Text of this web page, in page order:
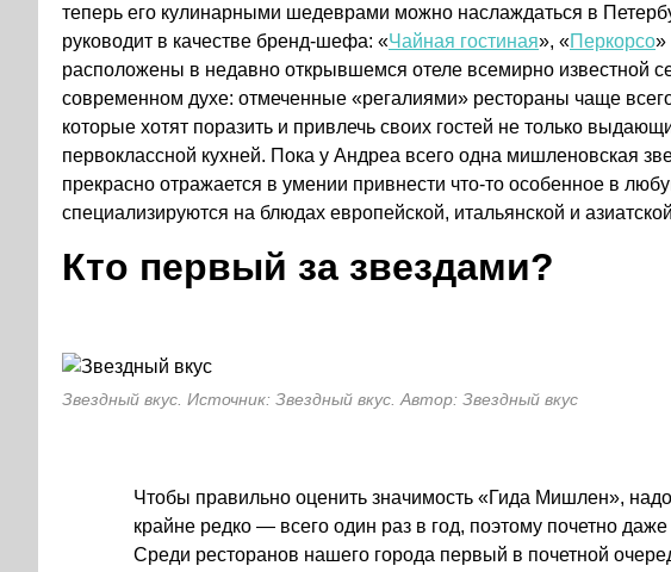
теперь его кулинарными шедеврами можно наслаждаться в
руководит в качестве бренд-шефа: «Чайная гостиная», «Перкорсо»
расположены в недавно открывшемся отеле всемирно известной
современном духе: отмеченные «регалиями» рестораны чаще
которые хотят поразить и привлечь своих гостей не только
первоклассной кухней. Пока у Андреа всего одна мишленовская
прекрасно отражается в умении привнести что-то особенное в
специализируются на блюдах европейской, итальянской и
Кто первый за звездами?
Звездный вкус. Источник: Звездный вкус. Автор: Звездный вкус
Чтобы правильно оценить значимость «Гида Мишлен»,
крайне редко — всего один раз в год, поэтому почетно
Среди ресторанов нашего города первый в почетной